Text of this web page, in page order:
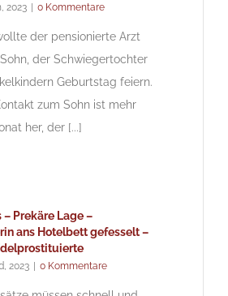
2023 0 Kommentare
der pensionierte Arzt
der Schwiegertochter
Geburtstag feiern.
zum Sohn ist mehr
her, der [...]
Prekäre Lage –
ans Hotelbett gefesselt –
2023 0 Kommentare